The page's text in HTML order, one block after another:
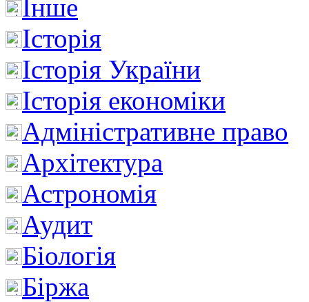
Інше
Історія
Історія України
Історія економіки
Адміністративне право
Архітектура
Астрономія
Аудит
Біологія
Біржа